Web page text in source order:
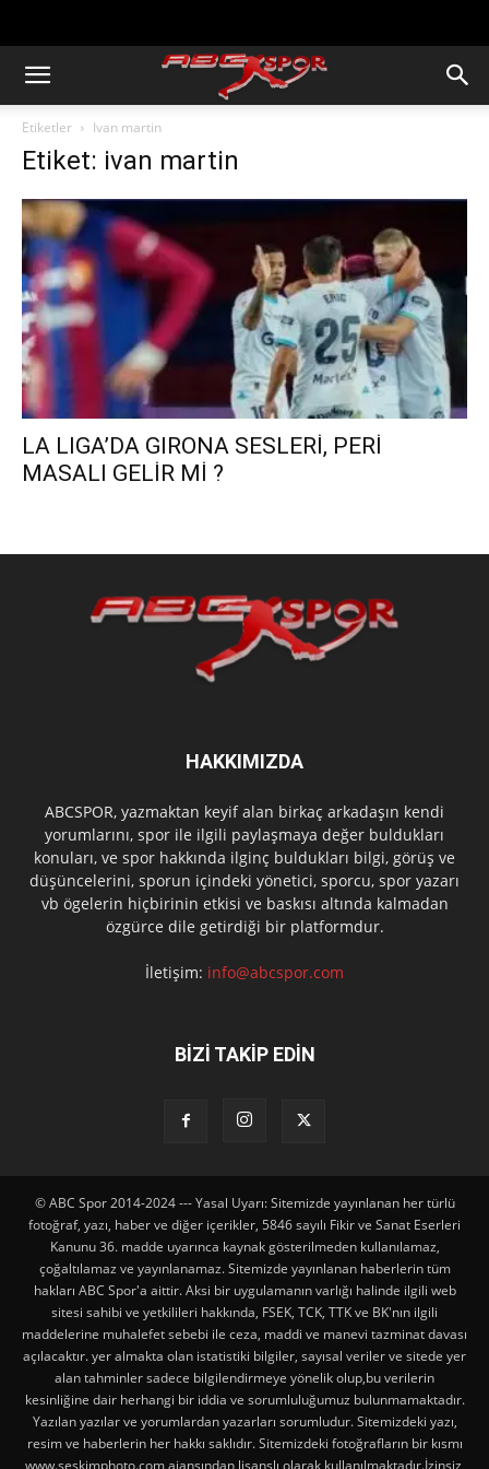
Etiketler Ivan martin
Etiket: ivan martin
LA LIGA’DA GIRONA SESLERİ, PERİ
MASALI GELİR Mİ ?
HAKKIMIZDA
ABCSPOR, yazmaktan keyif alan birkaç arkadaşın kendi
yorumlarını, spor ile ilgili paylaşmaya değer buldukları
konuları, ve spor hakkında ilginç buldukları bilgi, görüş ve
düşüncelerini, sporun içindeki yönetici, sporcu, spor yazarı
vb ögelerin hiçbirinin etkisi ve baskısı altında kalmadan
özgürce dile getirdiği bir platformdur.
İletişim: info@abcspor.com
BİZİ TAKİP EDİN
© ABC Spor 2014-2024 --- Yasal Uyarı: Sitemizde yayınlanan her türlü
fotoğraf, yazı, haber ve diğer içerikler, 5846 sayılı Fikir ve Sanat Eserleri
Kanunu 36. madde uyarınca kaynak gösterilmeden kullanılamaz,
çoğaltılamaz ve yayınlanamaz. Sitemizde yayınlanan haberlerin tüm
hakları ABC Spor'a aittir. Aksi bir uygulamanın varlığı halinde ilgili web
sitesi sahibi ve yetkilileri hakkında, FSEK, TCK, TTK ve BK'nın ilgili
maddelerine muhalefet sebebi ile ceza, maddi ve manevi tazminat davası
açılacaktır. yer almakta olan istatistiki bilgiler, sayısal veriler ve sitede yer
alan tahminler sadece bilgilendirmeye yönelik olup,bu verilerin
kesinliğine dair herhangi bir iddia ve sorumluluğumuz bulunmamaktadır.
Yazılan yazılar ve yorumlardan yazarları sorumludur. Sitemizdeki yazı,
resim ve haberlerin her hakkı saklıdır. Sitemizdeki fotoğrafların bir kısmı
www.seskimphoto.com ajansından lisanslı olarak kullanılmaktadır.İzinsiz,